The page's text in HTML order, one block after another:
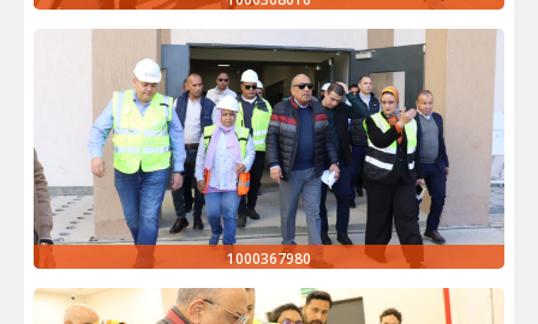
1000367980